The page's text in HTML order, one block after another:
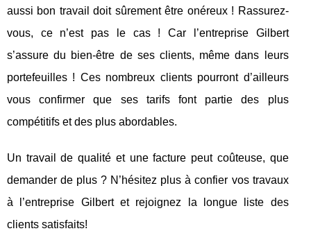
aussi bon travail doit sûrement être onéreux ! Rassurez-
vous, ce n’est pas le cas ! Car l’entreprise Gilbert
s’assure du bien-être de ses clients, même dans leurs
portefeuilles ! Ces nombreux clients pourront d’ailleurs
vous confirmer que ses tarifs font partie des plus
compétitifs et des plus abordables.
Un travail de qualité et une facture peut coûteuse, que
demander de plus ? N’hésitez plus à confier vos travaux
à l’entreprise Gilbert et rejoignez la longue liste des
clients satisfaits!